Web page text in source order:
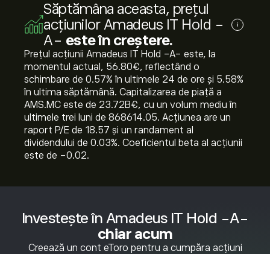
Investește în Amadeus IT Hold -A-
chiar acum
Creează un cont eToro pentru a cumpăra acțiuni
Săptămâna aceasta, prețul
acțiunilor Amadeus IT Hold -
A- este în creștere.
i
Prețul acțiunii Amadeus IT Hold -A- este, la
momentul actual, 56.80‎€‎, reflectând o
schimbare de ‎0.57‎% în ultimele 24 de ore și ‎5.58‎%
în ultima săptămână. Capitalizarea de piață a
AMS.MC este de 23.72B‎€‎, cu un volum mediu în
ultimele trei luni de 868614.05. Acțiunea are un
raport P/E de 18.57 și un randament al
dividendului de 0.03%. Coeficientul beta al acțiunii
este de -0.02.